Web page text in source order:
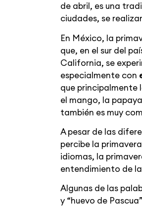
de abril, es una
ciudades, se
En México, la
que, en el sur del
California, se
especialmente con
que principalmente
el mango, la
también es muy
A pesar de las
percibe la
idiomas, la
entendimiento de
Algunas de las
y “huevo de